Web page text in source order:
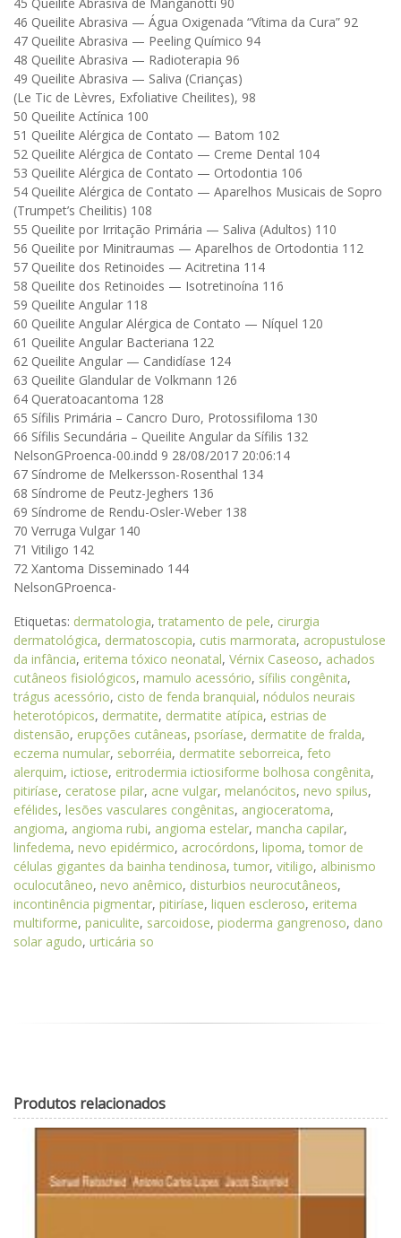
45 Queilite Abrasiva de Manganotti 90
46 Queilite Abrasiva — Água Oxigenada “Vítima da Cura” 92
47 Queilite Abrasiva — Peeling Químico 94
48 Queilite Abrasiva — Radioterapia 96
49 Queilite Abrasiva — Saliva (Crianças)
(Le Tic de Lèvres, Exfoliative Cheilites), 98
50 Queilite Actínica 100
51 Queilite Alérgica de Contato — Batom 102
52 Queilite Alérgica de Contato — Creme Dental 104
53 Queilite Alérgica de Contato — Ortodontia 106
54 Queilite Alérgica de Contato — Aparelhos Musicais de Sopro
(Trumpet’s Cheilitis) 108
55 Queilite por Irritação Primária — Saliva (Adultos) 110
56 Queilite por Minitraumas — Aparelhos de Ortodontia 112
57 Queilite dos Retinoides — Acitretina 114
58 Queilite dos Retinoides — Isotretinoína 116
59 Queilite Angular 118
60 Queilite Angular Alérgica de Contato — Níquel 120
61 Queilite Angular Bacteriana 122
62 Queilite Angular — Candidíase 124
63 Queilite Glandular de Volkmann 126
64 Queratoacantoma 128
65 Sífilis Primária – Cancro Duro, Protossifiloma 130
66 Sífilis Secundária – Queilite Angular da Sífilis 132
NelsonGProenca-00.indd 9 28/08/2017 20:06:14
67 Síndrome de Melkersson-Rosenthal 134
68 Síndrome de Peutz-Jeghers 136
69 Síndrome de Rendu-Osler-Weber 138
70 Verruga Vulgar 140
71 Vitiligo 142
72 Xantoma Disseminado 144
NelsonGProenca-
Etiquetas: dermatologia,tratamento de pele, cirurgia
dermatológica, dermatoscopia, cutis marmorata, acropustulose
da infância, eritema tóxico neonatal, Vérnix Caseoso, achados
cutâneos fisiológicos, mamulo acessório, sífilis congênita,
trágus acessório, cisto de fenda branquial, nódulos neurais
heterotópicos, dermatite, dermatite atípica, estrias de
distensão, erupções cutâneas, psoríase, dermatite de fralda,
eczema numular, seborréia, dermatite seborreica, feto
alerquim, ictiose, eritrodermia ictiosiforme bolhosa congênita,
pitiríase, ceratose pilar, acne vulgar, melanócitos, nevo spilus,
efélides, lesões vasculares congênitas, angioceratoma,
angioma, angioma rubi, angioma estelar, mancha capilar,
linfedema, nevo epidérmico, acrocórdons, lipoma,tomor de
células gigantes da bainha tendinosa,tumor, vitiligo, albinismo
oculocutâneo, nevo anêmico, disturbios neurocutâneos,
incontinência pigmentar, pitiríase, liquen escleroso, eritema
multiforme, paniculite, sarcoidose, pioderma gangrenoso, dano
solar agudo, urticária so
Produtos relacionados